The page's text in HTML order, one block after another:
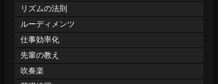
リズムの法則
ルーディメンツ
仕事効率化
先輩の教え
吹奏楽